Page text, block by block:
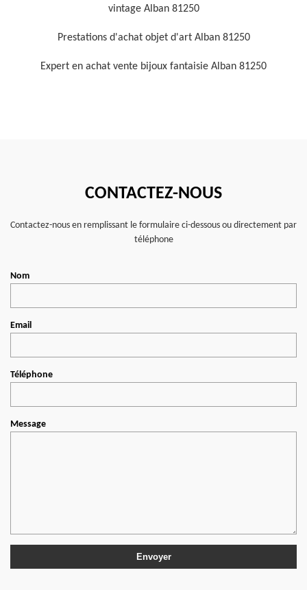
vintage Alban 81250
Prestations d'achat objet d'art Alban 81250
Expert en achat vente bijoux fantaisie Alban 81250
CONTACTEZ-NOUS
Contactez-nous en remplissant le formulaire ci-dessous ou directement par
téléphone
Nom
Email
Téléphone
Message